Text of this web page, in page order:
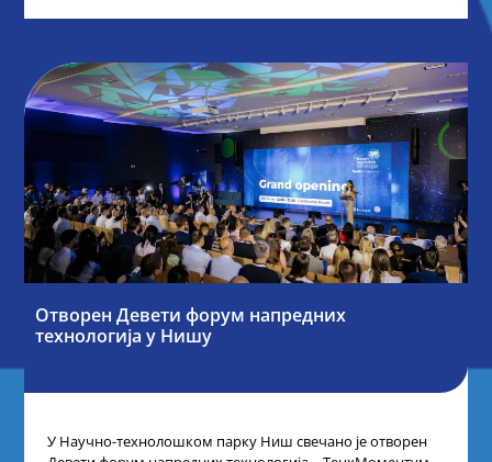
Отворен Девети форум напредних
технологија у Нишу
У Научно-технолошком парку Ниш свечано је отворен